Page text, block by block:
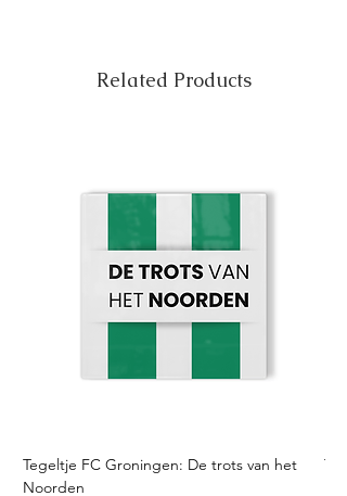
Related Products
Tegeltje FC Groningen: De trots van het
Noorden